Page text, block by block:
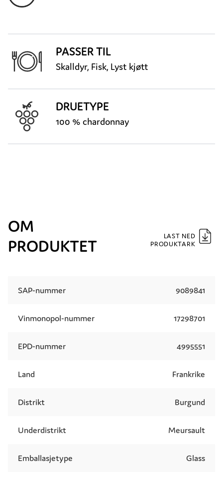
PASSER TIL
Skalldyr, Fisk, Lyst kjøtt
DRUETYPE
100 % chardonnay
OM
PRODUKTET
LAST NED
PRODUKTARK
SAP-nummer 9089841
Vinmonopol-nummer 17298701
EPD-nummer 4995551
Land Frankrike
Distrikt Burgund
Underdistrikt Meursault
Emballasjetype Glass